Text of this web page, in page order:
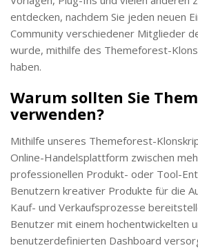
entdecken, nachdem Sie jeden neuen
Community verschiedener Mitglieder
wurde, mithilfe des Themeforest-
haben.
Warum sollten Sie
verwenden?
Mithilfe unseres Themeforest-
Online-Handelsplattform zwischen
professionellen Produkt- oder Tool-
Benutzern kreativer Produkte für die
Kauf- und Verkaufsprozesse
Benutzer mit einem hochentwickelten
benutzerdefinierten Dashboard